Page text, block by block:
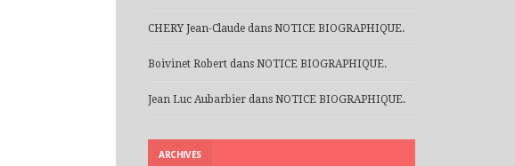
CHERY Jean-Claude dans NOTICE BIOGRAPHIQUE.
Boivinet Robert dans NOTICE BIOGRAPHIQUE.
Jean Luc Aubarbier dans NOTICE BIOGRAPHIQUE.
ARCHIVES